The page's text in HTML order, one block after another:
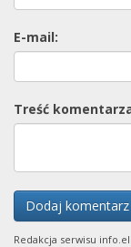
E-mail:
Treść
Dodaj komentarz
Redakcja serwisu